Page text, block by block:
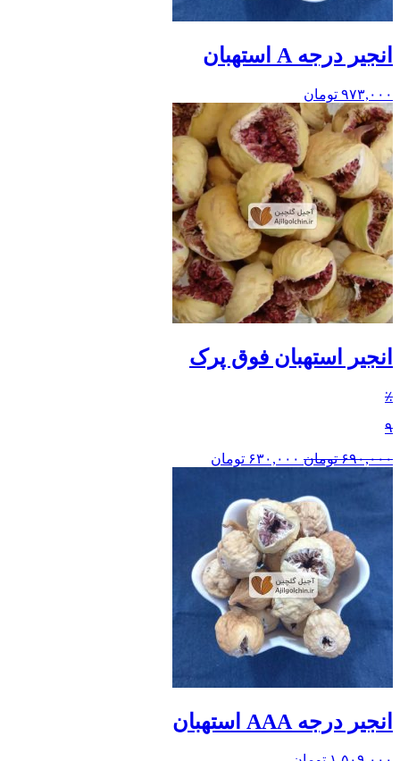
انجیر درجه A استهبان
۹۷۳,۰۰۰ تومان
انجیر استهبان فوق پرک
٪
۹
۶۹۰,۰۰۰ تومان ۶۳۰,۰۰۰ تومان
انجیر درجه AAA استهبان